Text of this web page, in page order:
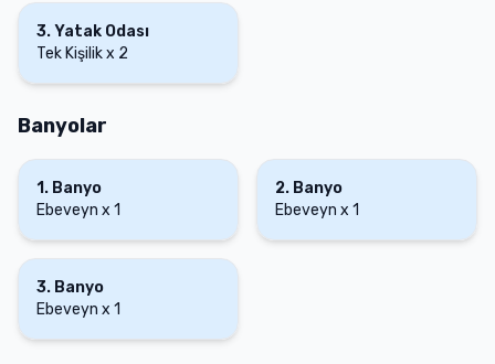
3.Yatak Odası
Tek Kişilikx 2
Banyolar
1 . Banyo
Ebeveyn x 1
2. Banyo
Ebeveyn x 1
3. Banyo
Ebeveyn x 1